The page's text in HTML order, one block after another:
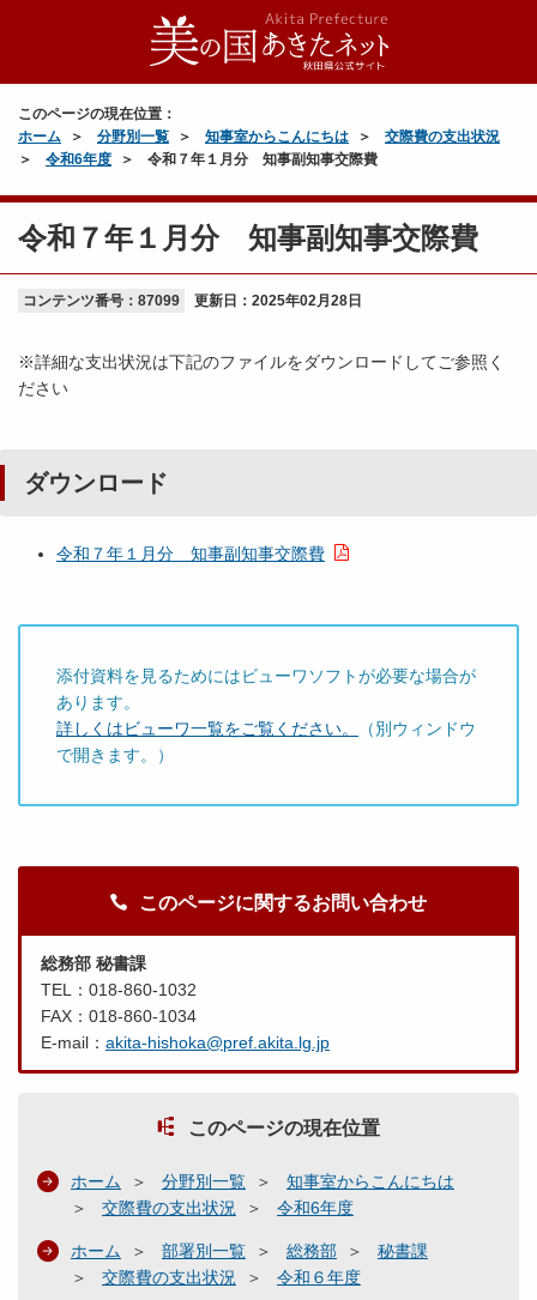
このページの現在位置：
ホーム
分野別一覧 知事室からこんにちは
交際費の支出状況
令和6年度
令和７年１月分 知事副知事交際費
令和７年１月分 知事副知事交際費
コンテンツ番号：87099 更新日： 2025年02月28日
※詳細な支出状況は下記のファイルをダウンロードしてご参照く
ださい
ダウンロード
令和７年１月分 知事副知事交際費
添付資料を見るためにはビューワソフトが必要な場合が
あります。
詳しくはビューワ一覧をご覧ください。
（別ウィンドウ
で開きます。）
このページに関するお問い合わせ
総務部 秘書課
TEL：018-860-1032
FAX：018-860-1034
E-mail： akita-hishoka@pref.akita.lg.jp
このページの現在位置
ホーム 分野別一覧
知事室からこんにちは
交際費の支出状況
令和6年度
ホーム 部署別一覧 総務部
秘書課
交際費の支出状況
令和６年度